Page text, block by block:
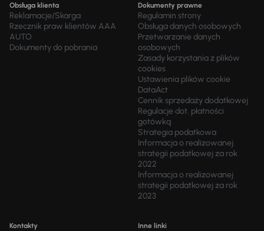
Obsługa klienta
Reklamacje/Skarga
Rzecznik praw klientów AAA
AUTO
Dokumenty do pobrania
Dokumenty prawne
Regulamin strony
Obsługa danych osobowych
Przetwarzanie danych
osobowych
Zasady korzystania z plików
cookies
Ustawienia plików cookie
DataAct
Cennik sprzedaży dodatkowej
Regulacje dot. płatności
gotówką
Strategia podatkowa
Informacja o realizowanej
strategii podatkowej za rok
2022
Informacja o realizowanej
strategii podatkowej za rok
2023
Kontakty Inne linki